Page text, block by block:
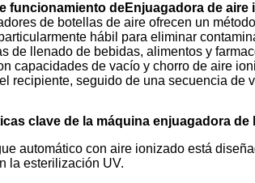
funcionamiento deEnjuagadora de
de botellas de aire ofrecen un
hábil para eliminar
de llenado de bebidas, alimentos y
capacidades de vacío y chorro de aire
recipiente, seguido de una secuencia de
clave de la máquina enjuagadora de
automático con aire ionizado está
la esterilización UV.